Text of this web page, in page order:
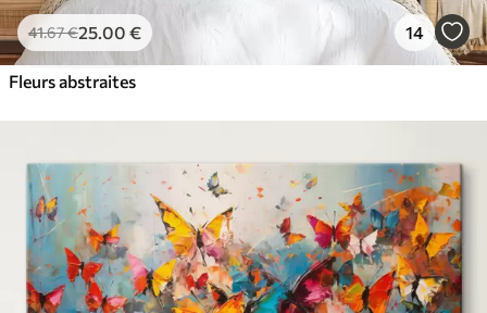
41.67€25.00 € 14
Fleurs abstraites